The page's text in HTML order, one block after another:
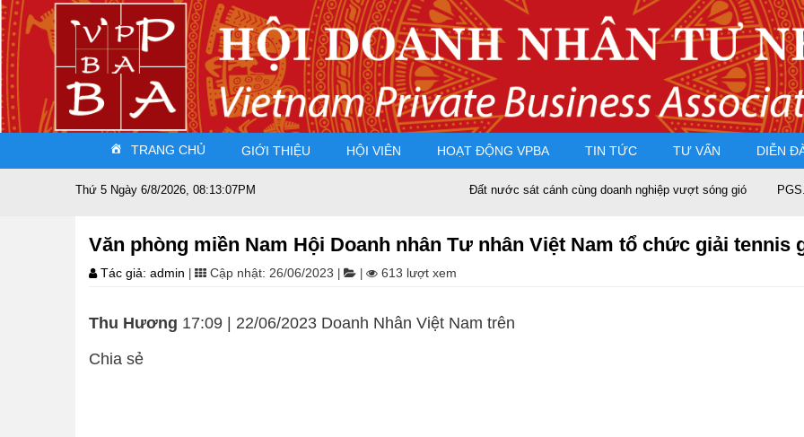
TRANG CHỦ GIỚI THIỆU HỘI VIÊN HOẠT ĐỘNG VPBA TIN TỨC TƯ VẤN DIỄN
Thứ 5 Ngày 6/8/2026, 08:13:07PM Đất nước sát cánh cùng doanh nghiệp vượt sóng gió
Văn phòng miền Nam Hội Doanh nhân Tư nhân Việt Nam tổ chức giải tennis
Tác giả: admin Cập nhật: 26/06/2023 613 lượt xem
Thu Hương 17:09 | 22/06/2023 Doanh Nhân Việt Nam trên
Chia sẻ